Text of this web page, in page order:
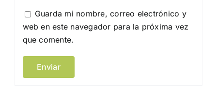
Guarda mi nombre, correo electrónico y
web en este navegador para la próxima vez
que comente.